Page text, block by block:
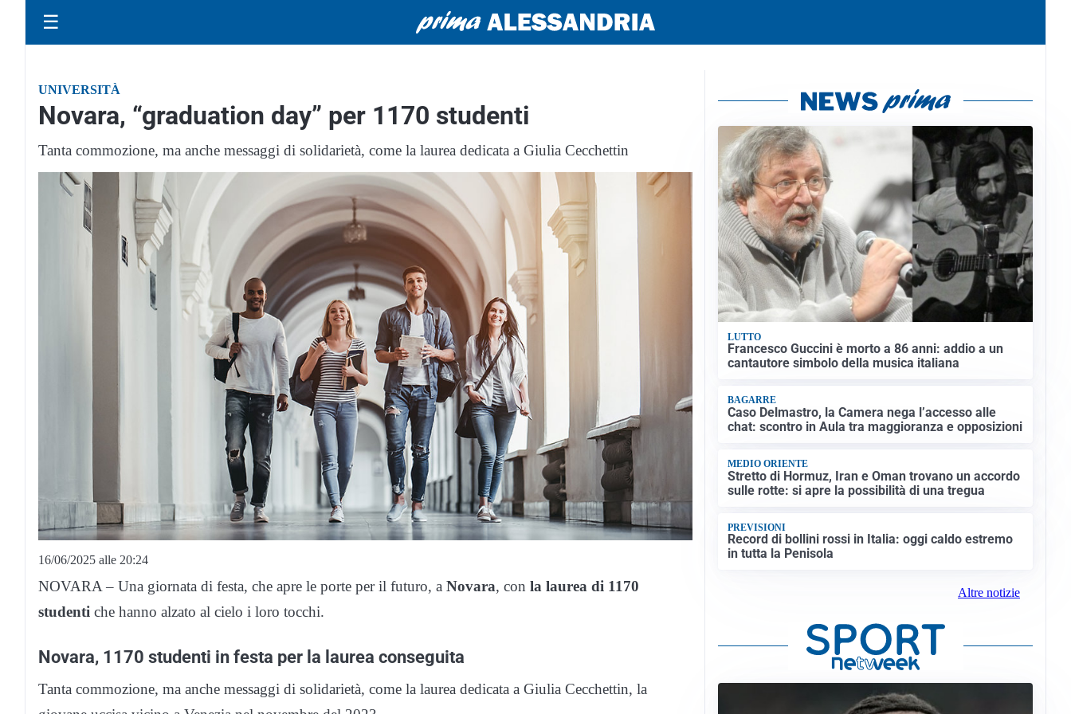
☰
UNIVERSITÀ
Novara, “graduation day” per 1170 studenti
Tanta commozione, ma anche messaggi di solidarietà, come la laurea dedicata a Giulia Cecchettin
16/06/2025 alle 20:24
NOVARA – Una giornata di festa, che apre le porte per il futuro, a Novara, con la laurea di 1170
studenti che hanno alzato al cielo i loro tocchi.
Novara, 1170 studenti in festa per la laurea conseguita
Tanta commozione, ma anche messaggi di solidarietà, come la laurea dedicata a Giulia Cecchettin, la
LUTTO
Francesco Guccini è morto a 86 anni: addio a un
cantautore simbolo della musica italiana
BAGARRE
Caso Delmastro, la Camera nega l’accesso alle
chat: scontro in Aula tra maggioranza e opposizioni
MEDIO ORIENTE
Stretto di Hormuz, Iran e Oman trovano un accordo
sulle rotte: si apre la possibilità di una tregua
PREVISIONI
Record di bollini rossi in Italia: oggi caldo estremo
in tutta la Penisola
Altre notizie